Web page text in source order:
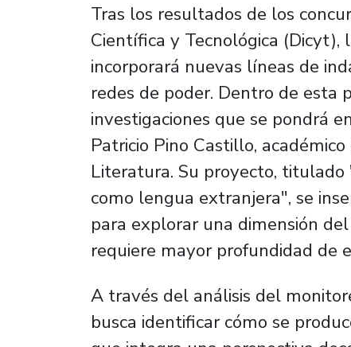
Tras los resultados de los
Científica y Tecnológica
incorporará nuevas líneas de
redes de poder. Dentro de esta
investigaciones que se pondrá
Patricio Pino Castillo,
Literatura. Su proyecto, titulado
como lengua extranjera", se
para explorar una dimensión
requiere mayor profundidad de
A través del análisis del
busca identificar cómo se